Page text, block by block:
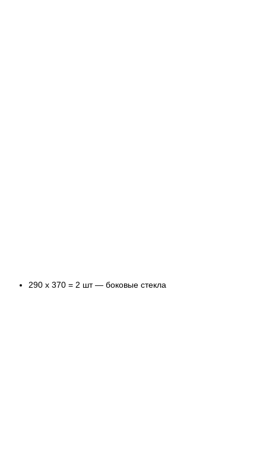
290 х 370 = 2 шт — боковые стекла